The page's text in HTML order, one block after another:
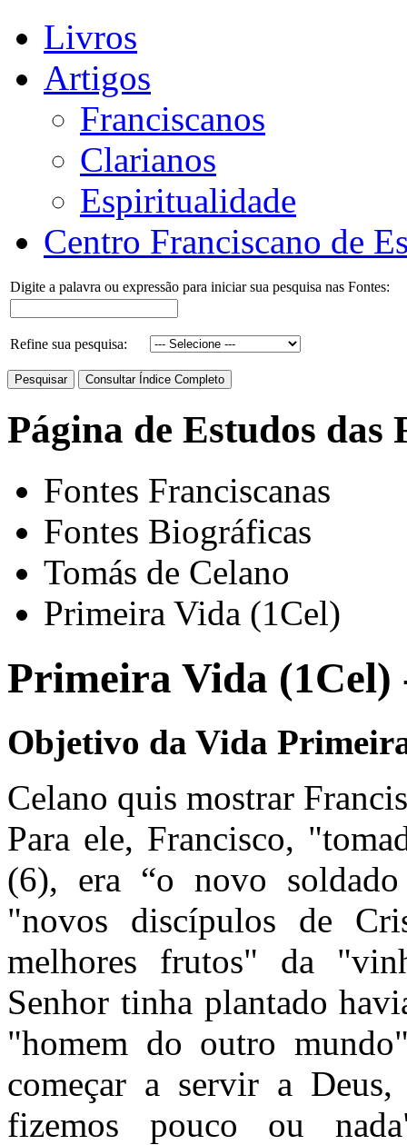
Livros
Artigos
Franciscanos
Clarianos
Espiritualidade
Centro Franciscano de
Digite a palavra ou expressão para iniciar sua pesquisa nas Fontes:
Refine sua pesquisa:
Página de Estudos das
Fontes Franciscanas
Fontes Biográficas
Tomás de Celano
Primeira Vida (1Cel)
Primeira Vida (1Cel)
Objetivo da Vida
Celano quis mostrar
Para ele, Francisco,
(6), era “o novo
"novos discípulos de
melhores frutos" da
Senhor tinha plantado
"homem do outro
começar a servir a
fizemos pouco ou